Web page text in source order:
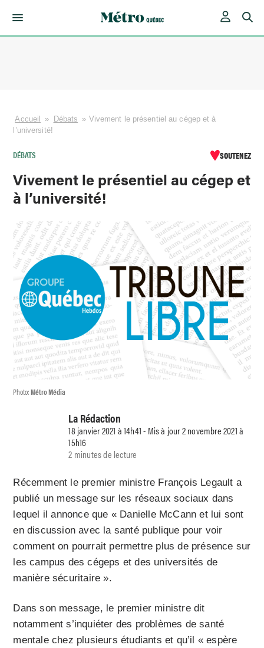
Accueil » Débats » Vivement le présentiel au cégep et à
l’université!
DÉBATS SOUTENEZ
Vivement le présentiel au cégep et
à l’université!
Photo:Métro Média
La Rédaction
18 janvier 2021 à 14h41 - Mis à jour 2 novembre 2021 à
15h16
2 minutes de lecture
Récemment le premier ministre François Legault a
publié un message sur les réseaux sociaux dans
lequel il annonce que « Danielle McCann et lui sont
en discussion avec la santé publique pour voir
comment on pourrait permettre plus de présence sur
les campus des cégeps et des universités de
manière sécuritaire ».
Dans son message, le premier ministre dit
notamment s’inquiéter des problèmes de santé
mentale chez plusieurs étudiants et qu’il « espère